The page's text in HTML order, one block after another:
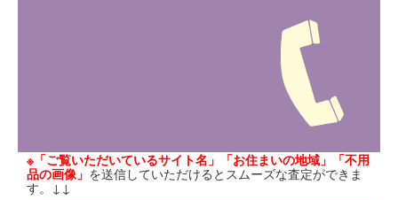
※「ご覧いただいているサイト名」「お住まいの地域」「不用
品の画像」 を送信していただけるとスムーズな査定ができま
す。↓↓